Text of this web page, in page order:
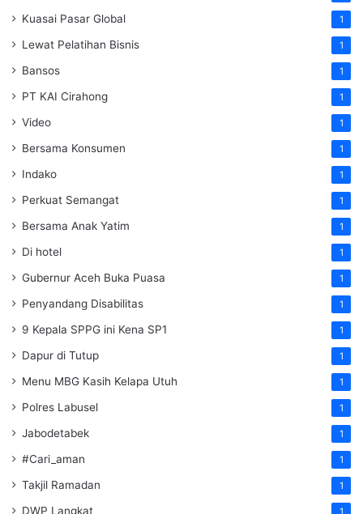
Kuasai Pasar Global 1
Lewat Pelatihan Bisnis 1
Bansos 1
PT KAI Cirahong 1
Video 1
Bersama Konsumen 1
Indako 1
Perkuat Semangat 1
Bersama Anak Yatim 1
Di hotel 1
Gubernur Aceh Buka Puasa 1
Penyandang Disabilitas 1
9 Kepala SPPG ini Kena SP1 1
Dapur di Tutup 1
Menu MBG Kasih Kelapa Utuh 1
Polres Labusel 1
Jabodetabek 1
#Cari_aman 1
Takjil Ramadan 1
DWP Langkat 1